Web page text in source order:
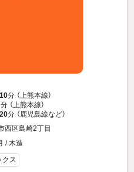
10分 （上熊本線）
分 （上熊本線）
20分 （鹿児島線など）
西区島崎2丁目
/ 木造
クス